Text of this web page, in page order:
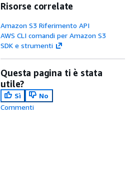
Risorse correlate
Amazon S3 Riferimento API
AWS CLI comandi per Amazon S3
SDK e strumenti
Questa pagina ti è stata
utile?
Sì
No
Commenti